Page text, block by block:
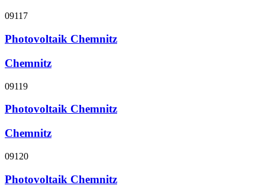
09117
Photovoltaik Chemnitz
Chemnitz
09119
Photovoltaik Chemnitz
Chemnitz
09120
Photovoltaik Chemnitz